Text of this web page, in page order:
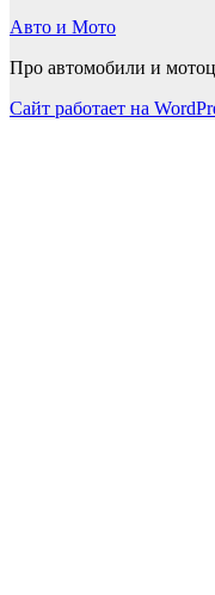
Авто и Мото
Про автомобили и
Сайт работает на